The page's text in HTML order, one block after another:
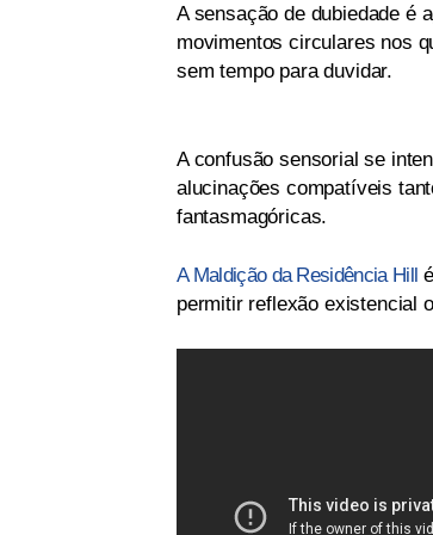
A sensação de dubiedade é
movimentos circulares nos
sem tempo para duvidar.
A confusão sensorial se
alucinações compatíveis
fantasmagóricas.
A Maldição da Residência Hill
permitir reflexão existencial